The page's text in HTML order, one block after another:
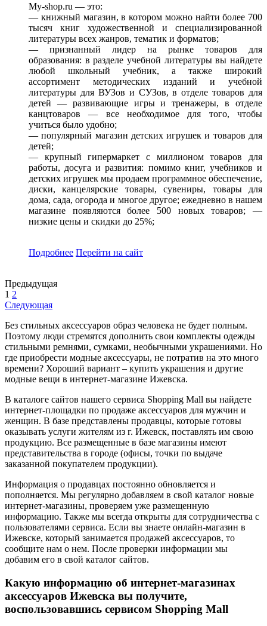
My-shop.ru — это:
— книжный магазин, в котором можно найти более 700
тысяч книг художественной и специализированной
литературы всех жанров, тематик и форматов;
— признанный лидер на рынке товаров для
образования: в разделе учебной литературы вы найдете
любой школьный учебник, а также широкий
ассортимент методических изданий и учебной
литературы для ВУЗов и СУЗов, в отделе товаров для
детей — развивающие игры и тренажеры, в отделе
канцтоваров — все необходимое для того, чтобы
учиться было удобно;
— популярный магазин детских игрушек и товаров для
детей;
— крупный гипермаркет с миллионом товаров для
работы, досуга и развития: помимо книг, учебников и
детских игрушек мы продаем программное обеспечение,
диски, канцелярские товары, сувениры, товары для
дома, сада, огорода и многое другое; ежедневно в нашем
магазине появляются более 500 новых товаров; —
низкие цены и скидки до 25%;
Подробнее Перейти на сайт
Предыдущая
1 2
Следующая
Без стильных аксессуаров образ человека не будет полным.
Поэтому люди стремятся дополнить свои комплекты одежды
стильными ремнями, сумками, необычными украшениями. Но
где приобрести модные аксессуары, не потратив на это много
времени? Хороший вариант – купить украшения и другие
модные вещи в интернет-магазине Ижевска.
В каталоге сайтов нашего сервиса Shopping Mall вы найдете
интернет-площадки по продаже аксессуаров для мужчин и
женщин. В базе представлены продавцы, которые готовы
оказывать услуги жителям из г. Ижевск, поставлять им свою
продукцию. Все размещенные в базе магазины имеют
представительства в городе (офисы, точки по выдаче
заказанной покупателем продукции).
Информация о продавцах постоянно обновляется и
пополняется. Мы регулярно добавляем в свой каталог новые
интернет-магазины, проверяем уже размещенную
информацию. Также мы всегда открыты для сотрудничества с
пользователями сервиса. Если вы знаете онлайн-магазин в
Ижевске, который занимается продажей аксессуаров, то
сообщите нам о нем. После проверки информации мы
добавим его в свой каталог сайтов.
Какую информацию об интернет-магазинах
аксессуаров Ижевска вы получите,
воспользовавшись сервисом Shopping Mall